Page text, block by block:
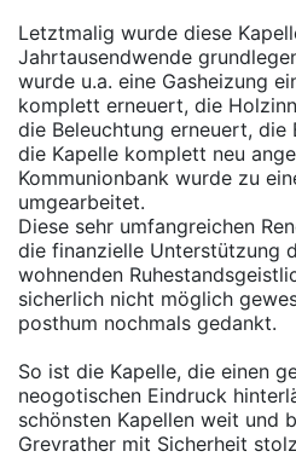
Letztmalig wurde diese
Jahrtausendwende
wurde u.a. eine Gasheizung
komplett erneuert, die
die Beleuchtung erneuert, die
die Kapelle komplett neu
Kommunionbank wurde zu
umgearbeitet.
Diese sehr umfangreichen
die finanzielle Unterstützung
wohnenden
sicherlich nicht möglich
posthum nochmals gedankt.
So ist die Kapelle, die einen
neogotischen Eindruck
schönsten Kapellen weit und
Grevrather mit Sicherheit